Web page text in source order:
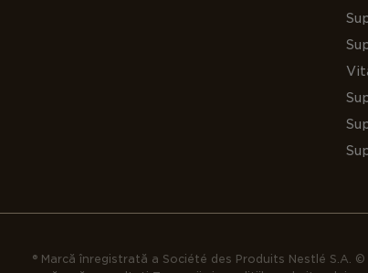
® Marcă înregistrată a Société des Produits Nestlé S.A.